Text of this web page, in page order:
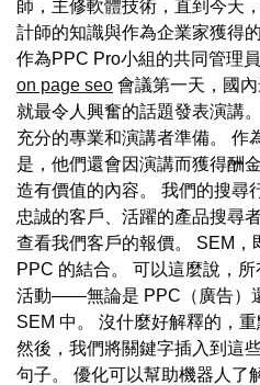
師，主修軟體技術，直到今天
計師的知識與作為企業家獲得
作為PPC Pro小組的共同管理
on page seo 會議第一天，國
就最令人興奮的話題發表演講
充分的專業和演講者準備。 作
是，他們還會因演講而獲得酬
造有價值的內容。 我們的搜尋
忠誠的客戶、活躍的產品搜尋
查看我們客戶的報價。 SEM，
PPC 的結合。 可以這麼說，
活動——無論是 PPC（廣告）
SEM 中。 沒什麼好解釋的，
然後，我們將關鍵字插入到這
句子。 優化可以幫助機器人了